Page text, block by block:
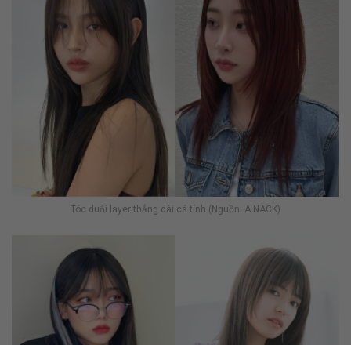
Tóc duỗi layer thẳng dài cá tính (Nguồn: A NACK)